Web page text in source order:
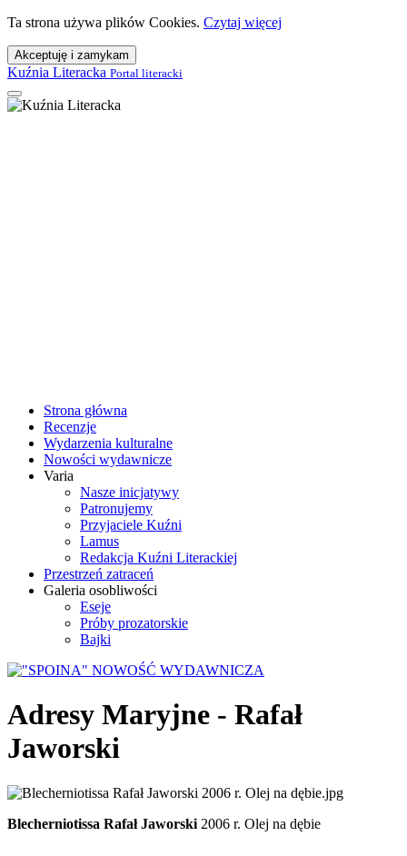
Ta strona używa plików Cookies. Czytaj więcej
Akceptuję i zamykam
Kuźnia Literacka Portal literacki
Strona główna
Recenzje
Wydarzenia kulturalne
Nowości wydawnicze
Varia
Nasze inicjatywy
Patronujemy
Przyjaciele Kuźni
Lamus
Redakcja Kuźni Literackiej
Przestrzeń zatraceń
Galeria osobliwości
Eseje
Próby prozatorskie
Bajki
Adresy Maryjne - Rafał
Jaworski
Blecherniotissa Rafał Jaworski 2006 r. Olej na dębie